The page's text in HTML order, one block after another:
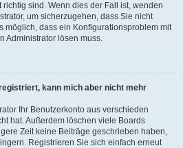
sind. Wenn dies der Fall ist, wenden
um sicherzugehen, dass Sie nicht
möglich, dass ein Konfigurationsproblem mit
Administrator lösen muss.
kann mich aber nicht mehr
Ihr Benutzerkonto aus verschieden
hat. Außerdem löschen viele Boards
Zeit keine Beiträge geschrieben haben,
Registrieren Sie sich einfach erneut